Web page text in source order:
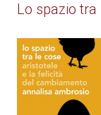
Lo spazio